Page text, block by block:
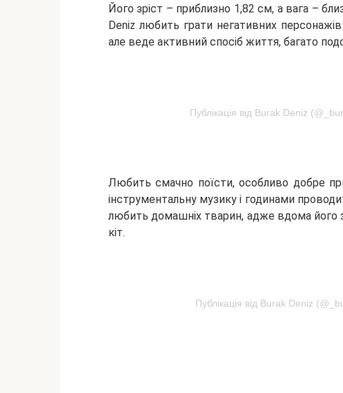
Його зріст – приблизно 1,82 см, а вага –
Deniz любить грати негативних
але веде активний спосіб життя, багато
Публікація від Burak Deniz
Любить смачно поїсти, особливо добре
інструментальну музику і годинами
любить домашніх тварин, адже вдома його
кіт.
Публікація від Burak Deniz